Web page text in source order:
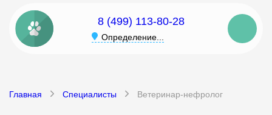
8 (499) 113-80-28
Определение...
Главная Специалисты Ветеринар-нефролог